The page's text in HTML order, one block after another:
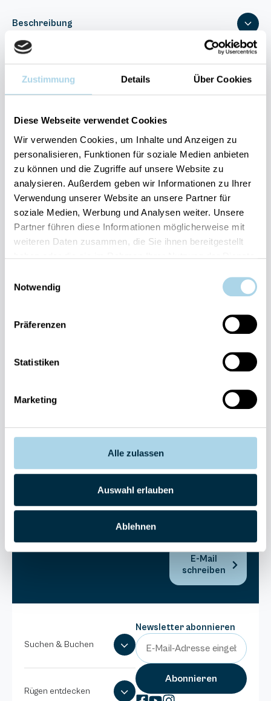
Zustimmung Details Über Cookies
Diese Webseite verwendet Cookies
Wir verwenden Cookies, um Inhalte und Anzeigen zu
personalisieren, Funktionen für soziale Medien anbieten
zu können und die Zugriffe auf unsere Website zu
analysieren. Außerdem geben wir Informationen zu Ihrer
Verwendung unserer Website an unsere Partner für
soziale Medien, Werbung und Analysen weiter. Unsere
Partner führen diese Informationen möglicherweise mit
weiteren Daten zusammen, die Sie ihnen bereitgestellt
Notwendig
Präferenzen
Statistiken
Marketing
Alle zulassen
Auswahl erlauben
Ablehnen
Beschreibung
Ausstattung
Ihre Vorteile auf einen Blick:
Bestpreis-Garantie für Ihren Urlaub
Flexible An- und Abreise 24/7 möglich
Risikofrei bis 60 Tage vorher stornieren
Sofortige Buchungsbestätigung
Persönlicher Gästeservice vor Ort Transparente
Fragen und Wünsche?
173980
Binzer
E-Mail
schreiben
Suchen & Buchen
Rügen entdecken
Newsletter abonnieren